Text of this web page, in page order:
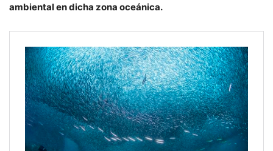
ambiental en dicha zona oceánica.